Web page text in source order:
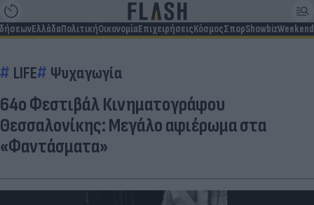
ΕλλάδαΠολιτικήΟικονομίαΕπιχειρήσειςΚόσμοςΣπορShowbizWeekend
LIFE Ψυχαγωγία
64ο Φεστιβάλ Κινηματογράφου
Θεσσαλονίκης: Μεγάλο αφιέρωμα στα
«Φαντάσματα»